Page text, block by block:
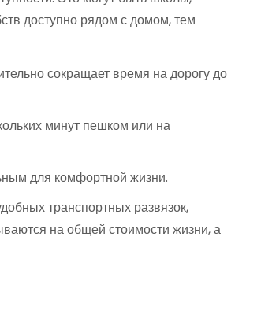
доступно рядом с домом, тем
сокращает время на дорогу до
минут пешком или на
для комфортной жизни.
транспортных развязок,
на общей стоимости жизни, а